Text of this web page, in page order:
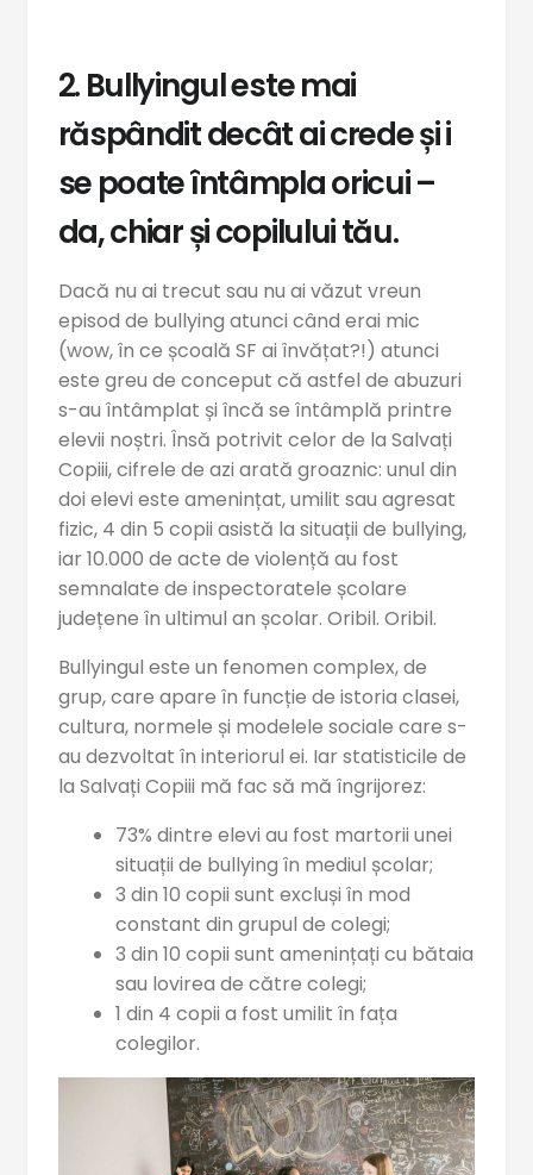
2. Bullyingul este mai
răspândit decât ai crede și i
se poate întâmpla oricui –
da, chiar și copilului tău.
Dacă nu ai trecut sau nu ai văzut vreun
episod de bullying atunci când erai mic
(wow, în ce școală SF ai învățat?!) atunci
este greu de conceput că astfel de abuzuri
s-au întâmplat și încă se întâmplă printre
elevii noștri. Însă potrivit celor de la Salvați
Copiii, cifrele de azi arată groaznic: unul din
doi elevi este amenințat, umilit sau agresat
fizic, 4 din 5 copii asistă la situații de bullying,
iar 10.000 de acte de violență au fost
semnalate de inspectoratele școlare
județene în ultimul an școlar. Oribil. Oribil.
Bullyingul este un fenomen complex, de
grup, care apare în funcție de istoria clasei,
cultura, normele și modelele sociale care s-
au dezvoltat în interiorul ei. Iar statisticile de
la Salvați Copiii mă fac să mă îngrijorez:
73% dintre elevi au fost martorii unei
situații de bullying în mediul școlar;
3 din 10 copii sunt excluși în mod
constant din grupul de colegi;
3 din 10 copii sunt amenințați cu bătaia
sau lovirea de către colegi;
1 din 4 copii a fost umilit în fața
colegilor.